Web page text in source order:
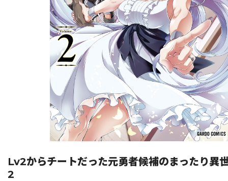
コミックガルド コミッククリエ
リキューレ コミックパルフェ
コミックエッセイ
閉じる
Lv2からチートだった元勇者候補のまったり異
2